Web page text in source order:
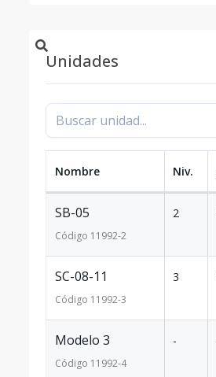
Unidades
Nombre Niv.
SB-05
Código 11992-2
2
SC-08-11
Código 11992-3
3
Modelo 3
Código 11992-4
-